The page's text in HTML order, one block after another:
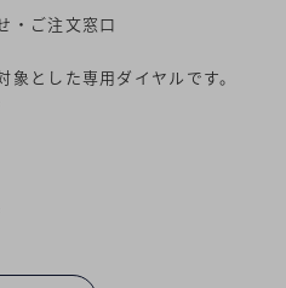
・ご注文窓口
とした専用ダイヤルです。